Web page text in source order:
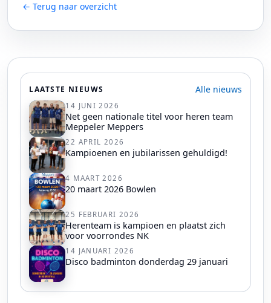
← Terug naar overzicht
LAATSTE NIEUWS Alle nieuws
14 JUNI 2026
Net geen nationale titel voor heren team
Meppeler Meppers
22 APRIL 2026
Kampioenen en jubilarissen gehuldigd!
4 MAART 2026
20 maart 2026 Bowlen
25 FEBRUARI 2026
Herenteam is kampioen en plaatst zich
voor voorrondes NK
14 JANUARI 2026
Disco badminton donderdag 29 januari